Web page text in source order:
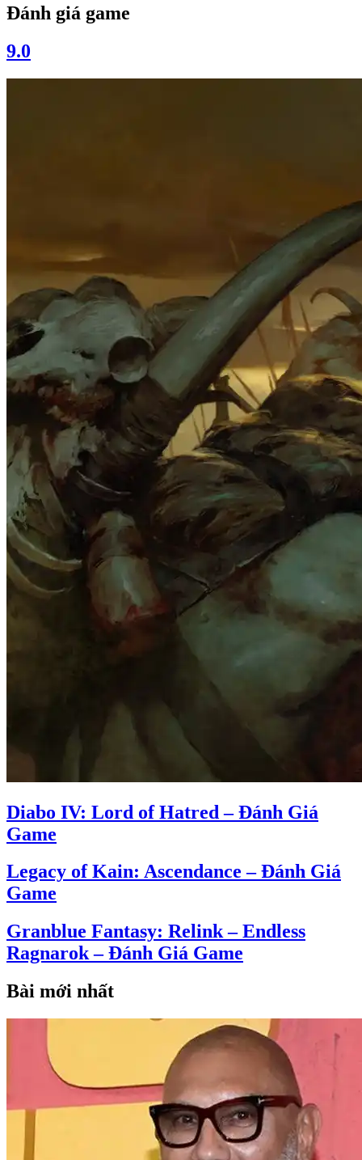
Đánh giá game
9.0
Diabo IV: Lord of Hatred – Đánh Giá
Game
Legacy of Kain: Ascendance – Đánh Giá
Game
Granblue Fantasy: Relink – Endless
Ragnarok – Đánh Giá Game
Bài mới nhất